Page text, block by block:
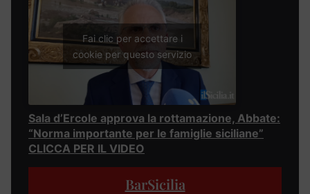
Fai clic per accettare i
cookie per questo servizio
Sala d’Ercole approva la rottamazione, Abbate:
“Norma importante per le famiglie siciliane”
CLICCA PER IL VIDEO
BarSicilia